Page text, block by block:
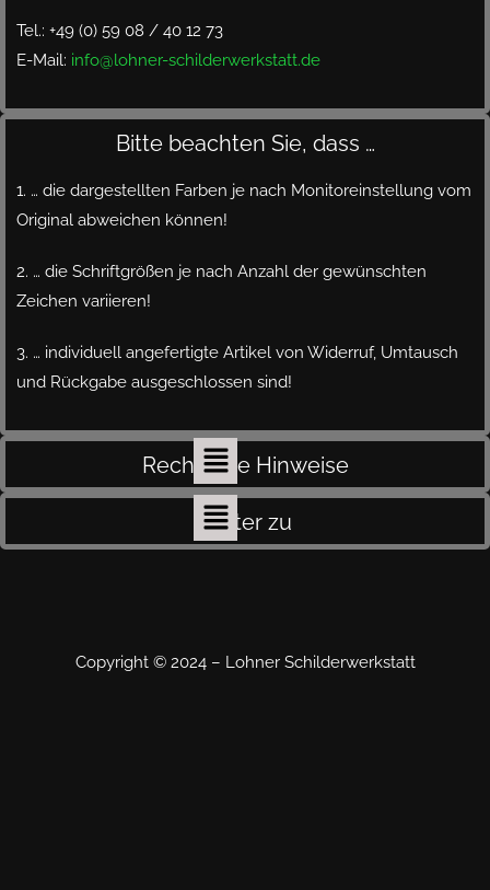
Tel.: +49 (0) 59 08 / 40 12 73
E-Mail: info@lohner-schilderwerkstatt.de
Bitte beachten Sie, dass …
1. … die dargestellten Farben je nach Monitoreinstellung vom
Original abweichen können!
2. … die Schriftgrößen je nach Anzahl der gewünschten
Zeichen variieren!
3. … individuell angefertigte Artikel von Widerruf, Umtausch
und Rückgabe ausgeschlossen sind!
Rechtliche Hinweise
weiter zu
Copyright © 2024 – Lohner Schilderwerkstatt